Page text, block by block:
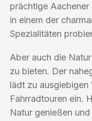
prächtige
in einem der
Spezialitäten
Aber auch die
zu bieten. Der
lädt zu ausgiebigen
Fahrradtouren ein.
Natur genießen